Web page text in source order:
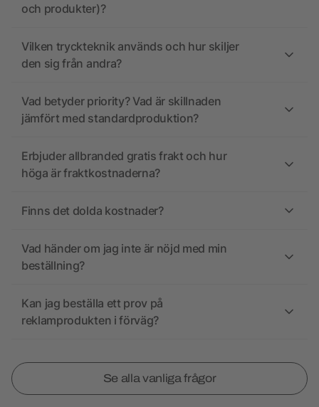
och produkter)?
Vilken tryckteknik används och hur skiljer
den sig från andra?
Vad betyder priority? Vad är skillnaden
jämfört med standardproduktion?
Erbjuder allbranded gratis frakt och hur
höga är fraktkostnaderna?
Finns det dolda kostnader?
Vad händer om jag inte är nöjd med min
beställning?
Kan jag beställa ett prov på
reklamprodukten i förväg?
Se alla vanliga frågor